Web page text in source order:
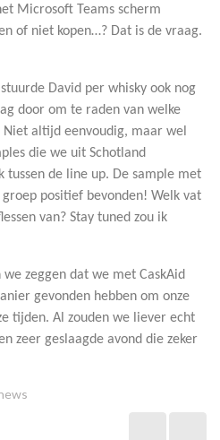
Microsoft Teams scherm
of niet kopen…? Dat is de vraag.
David per whisky ook nog
door om te raden van welke
altijd eenvoudig, maar wel
die we uit Schotland
tussen de line up. De sample met
positief bevonden! Welk vat
van? Stay tuned zou ik
zeggen dat we met CaskAid
gevonden hebben om onze
tijden. Al zouden we liever echt
zeer geslaagde avond die zeker